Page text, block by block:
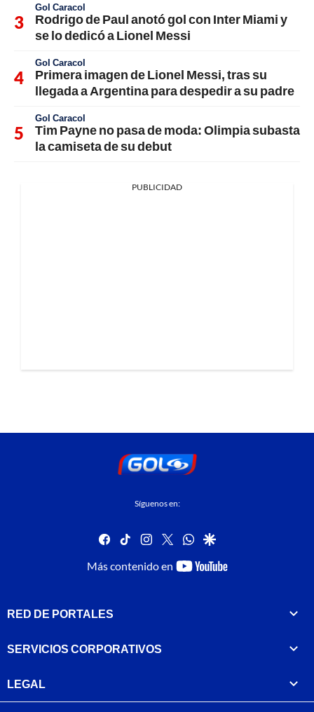
Gol Caracol
Rodrigo de Paul anotó gol con Inter Miami y
se lo dedicó a Lionel Messi
Gol Caracol
Primera imagen de Lionel Messi, tras su
llegada a Argentina para despedir a su padre
Gol Caracol
Tim Payne no pasa de moda: Olimpia subasta
la camiseta de su debut
PUBLICIDAD
Síguenos en:
facebook
tiktok instagram
twitterwhatsapp
google
Más contenido en
youtube-
RED DE PORTALES
SERVICIOS CORPORATIVOS
LEGAL